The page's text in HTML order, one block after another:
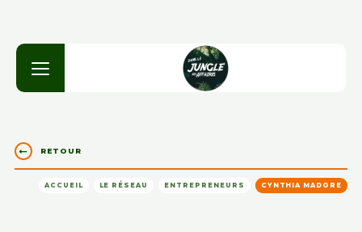
RETOUR
ACCUEIL LE RÉSEAU ENTREPRENEURS CYNTHIA MADORE